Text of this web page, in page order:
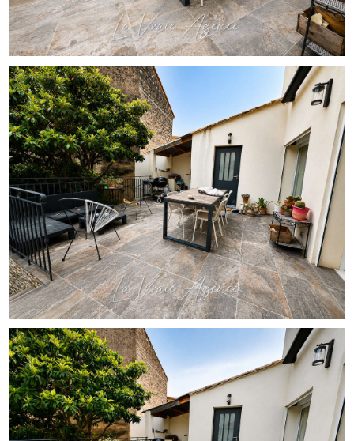
portail on rentre sur le jardin, quelques marches pour
accéder sur cette belle terrasse exposée sud et le haut
vent pour la porte d'entrée.
La vie de famille étant la priorité pour Jeanne elle a voulu
concevoir et rénové cette maison avec gôut pour que la
pièce de vie de plus de 45 permette de cuisiner et passer
des moments de jeux et d'amour en famille ... Au rez de
chaussée on trouve également une chambre d'ami avec
une salle d'eau attenante. A l'étage, on va trouver les 2
chambres d'enfants avec leur salle d'eau et une belle suite
parentale avec dressing et salle de bain...
Aujourd'hui Jeanne a un projet de mutation c 'est
tristement qu' elle est obligée de se séparer de cette
maison...Vous vous projettez ?? Il ne vous reste plus qu'à
visiter !!! Appelez nous vite au [Coordonnées masquées] !!!